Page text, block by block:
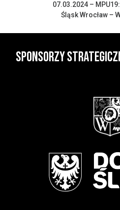
07.03.2024 –
Śląsk Wrocław –
Sponsorzy